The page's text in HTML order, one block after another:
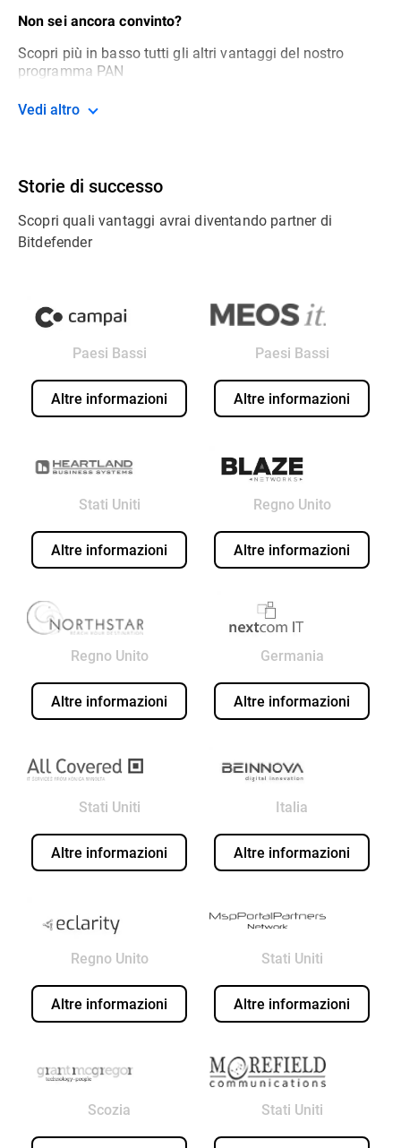
Non sei ancora convinto?
Scopri più in basso tutti gli altri vantaggi del nostro
programma PAN
Vedi altro
Storie di successo
Scopri quali vantaggi avrai diventando partner di
Bitdefender
Paesi Bassi
Altre informazioni
Paesi Bassi
Altre informazioni
Stati Uniti
Altre informazioni
Regno Unito
Altre informazioni
Regno Unito
Altre informazioni
Germania
Altre informazioni
Stati Uniti
Altre informazioni
Italia
Altre informazioni
Regno Unito
Altre informazioni
Stati Uniti
Altre informazioni
Scozia Stati Uniti